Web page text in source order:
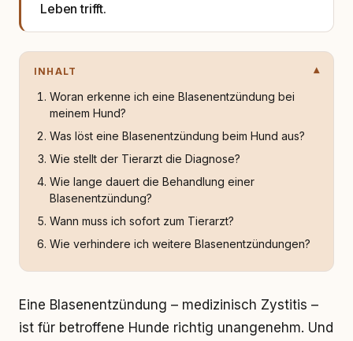
Leben trifft.
INHALT
Woran erkenne ich eine Blasenentzündung bei
meinem Hund?
Was löst eine Blasenentzündung beim Hund aus?
Wie stellt der Tierarzt die Diagnose?
Wie lange dauert die Behandlung einer
Blasenentzündung?
Wann muss ich sofort zum Tierarzt?
Wie verhindere ich weitere Blasenentzündungen?
Eine Blasenentzündung – medizinisch Zystitis –
ist für betroffene Hunde richtig unangenehm. Und